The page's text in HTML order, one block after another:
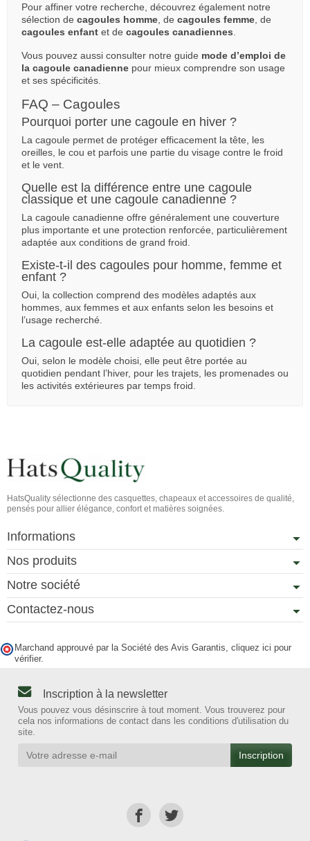
(8 avis)
(3 avis)
Pour affiner votre recherche, découvrez également notre
sélection de cagoules homme , de cagoules femme , de
cagoules enfant et de cagoules canadiennes
Vous pouvez aussi consulter notre guide mode d’emploi de
la cagoule canadienne pour mieux comprendre son usage
et ses spécificités.
FAQ – Cagoules
Pourquoi porter une cagoule en hiver ?
La cagoule permet de protéger efficacement la tête, les
oreilles, le cou et parfois une partie du visage contre le froid
et le vent.
Quelle est la différence entre une cagoule
classique et une cagoule canadienne ?
La cagoule canadienne offre généralement une couverture
plus importante et une protection renforcée, particulièrement
adaptée aux conditions de grand froid.
Existe-t-il des cagoules pour homme, femme et
enfant ?
Oui, la collection comprend des modèles adaptés aux
hommes, aux femmes et aux enfants selon les besoins et
l’usage recherché.
La cagoule est-elle adaptée au quotidien ?
Oui, selon le modèle choisi, elle peut être portée au
quotidien pendant l’hiver, pour les trajets, les promenades ou
les activités extérieures par temps froid.
HatsQuality sélectionne des casquettes, chapeaux et accessoires de qualité,
pensés pour allier élégance, confort et matières soignées.
Informations
Nos produits
Notre société
Contactez-nous
Marchand approuvé par la Société des Avis Garantis, cliquez ici pour
vérifier.
Inscription à la newsletter
Vous pouvez vous désinscrire à tout moment. Vous trouverez pour
cela nos informations de contact dans les conditions d'utilisation du
site.